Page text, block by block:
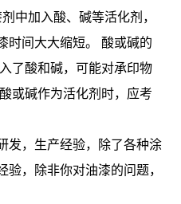
中加入酸、碱等活化剂，
时间大大缩短。 酸或碱的
了酸和碱，可能对承印物
或碱作为活化剂时，应考
发，生产经验，除了各种涂
，除非你对油漆的问题，